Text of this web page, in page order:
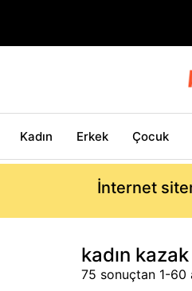
Kadın Erkek Çocuk
İnternet
kadın kazak
75 sonuçtan 1-60